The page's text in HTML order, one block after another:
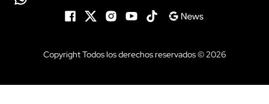
Copyright Todos los derechos reservados © 2026